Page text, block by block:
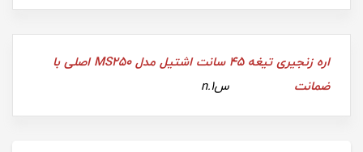
اره زنجیری تیغه 45 سانت اشتیل مدل MS250 اصلی با
ضمانت سn.1